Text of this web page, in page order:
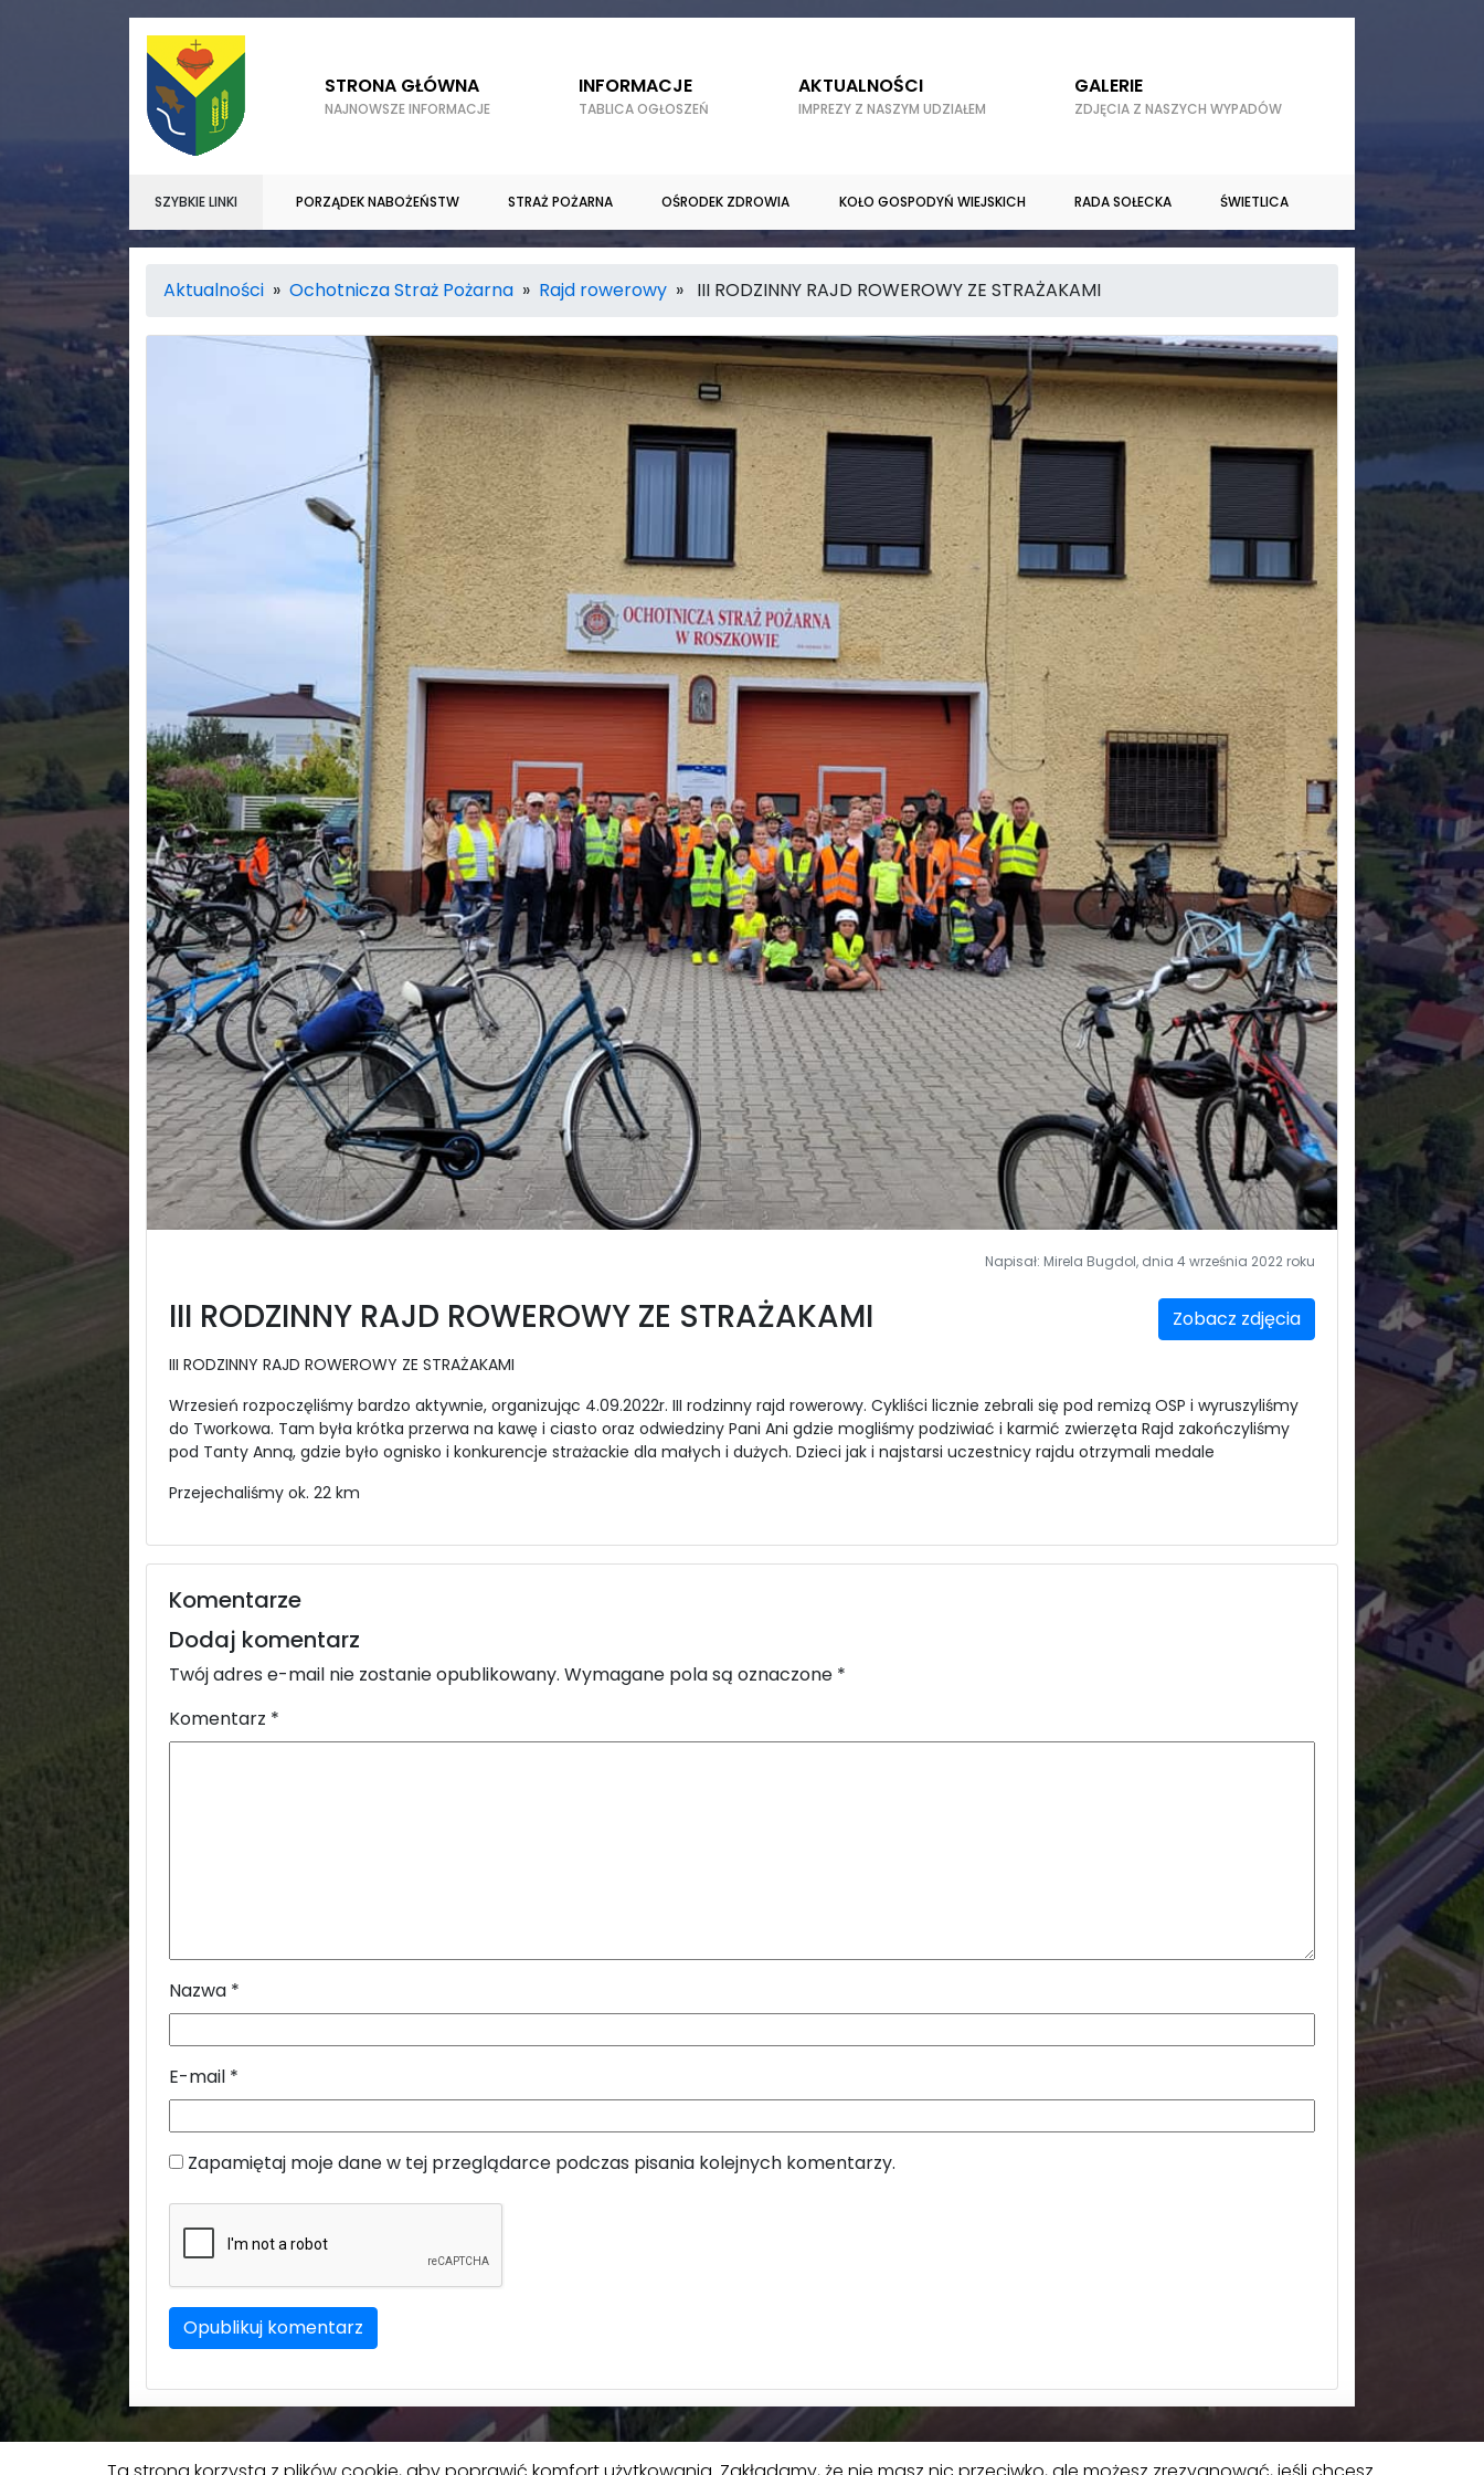
SZYBKIE LINKI
STRONA GŁÓWNA
NAJNOWSZE INFORMACJE
INFORMACJE
TABLICA OGŁOSZEŃ
AKTUALNOŚCI
IMPREZY Z NASZYM UDZIAŁEM
GALERIE
ZDJĘCIA Z NASZYCH WYPADÓW
PORZĄDEK NABOŻEŃSTW STRAŻ POŻARNA OŚRODEK ZDROWIA KOŁO GOSPODYŃ WIEJSKICH RADA SOŁECKA ŚWIETLICA
Aktualności » Ochotnicza Straż Pożarna » Rajd rowerowy » III RODZINNY RAJD ROWEROWY ZE STRAŻAKAMI
Napisał: Mirela Bugdol, dnia 4 września 2022 roku
III RODZINNY RAJD ROWEROWY ZE STRAŻAKAMI Zobacz zdjęcia
III RODZINNY RAJD ROWEROWY ZE STRAŻAKAMI
Wrzesień rozpoczęliśmy bardzo aktywnie, organizując 4.09.2022r. III rodzinny rajd rowerowy. Cykliści licznie zebrali się pod remizą OSP i wyruszyliśmy
do Tworkowa. Tam była krótka przerwa na kawę i ciasto oraz odwiedziny Pani Ani gdzie mogliśmy podziwiać i karmić zwierzęta Rajd zakończyliśmy
pod Tanty Anną, gdzie było ognisko i konkurencje strażackie dla małych i dużych. Dzieci jak i najstarsi uczestnicy rajdu otrzymali medale
Przejechaliśmy ok. 22 km
Komentarze
Dodaj komentarz
Twój adres e-mail nie zostanie opublikowany. Wymagane pola są oznaczone *
Komentarz *
Nazwa *
E-mail *
Zapamiętaj moje dane w tej przeglądarce podczas pisania kolejnych komentarzy.